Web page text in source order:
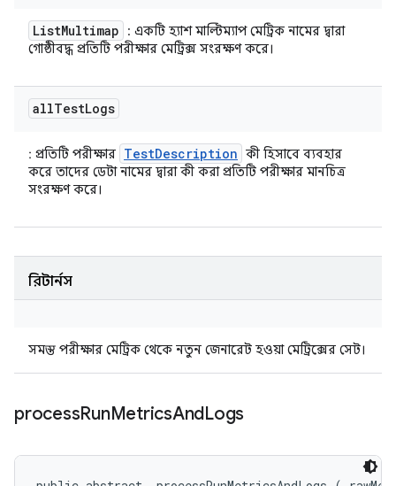
ListMultimap
: একটি হ্যাশ মাল্টিম্যাপ মেট্রিক নামের দ্বারা
গোষ্ঠীবদ্ধ প্রতিটি পরীক্ষার মেট্রিক্স সংরক্ষণ করে।
allTestLogs
: প্রতিটি পরীক্ষার TestDescription কী হিসাবে ব্যবহার
করে তাদের ডেটা নামের দ্বারা কী করা প্রতিটি পরীক্ষার মানচিত্র
সংরক্ষণ করে।
রিটার্নস
সমস্ত পরীক্ষার মেট্রিক থেকে নতুন জেনারেট হওয়া মেট্রিক্সের সেট।
processRunMetricsAndLogs